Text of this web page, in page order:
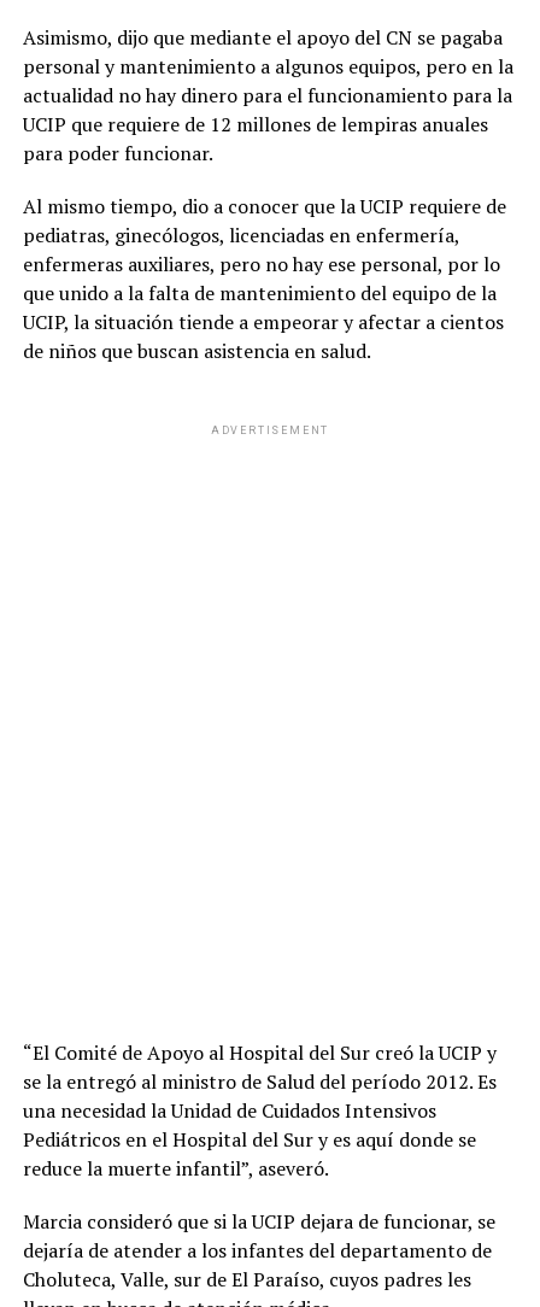
Asimismo, dijo que mediante el apoyo del CN se pagaba
personal y mantenimiento a algunos equipos, pero en la
actualidad no hay dinero para el funcionamiento para la
UCIP que requiere de 12 millones de lempiras anuales
para poder funcionar.
Al mismo tiempo, dio a conocer que la UCIP requiere de
pediatras, ginecólogos, licenciadas en enfermería,
enfermeras auxiliares, pero no hay ese personal, por lo
que unido a la falta de mantenimiento del equipo de la
UCIP, la situación tiende a empeorar y afectar a cientos
de niños que buscan asistencia en salud.
ADVERTISEMENT
“El Comité de Apoyo al Hospital del Sur creó la UCIP y
se la entregó al ministro de Salud del período 2012. Es
una necesidad la Unidad de Cuidados Intensivos
Pediátricos en el Hospital del Sur y es aquí donde se
reduce la muerte infantil”, aseveró.
Marcia consideró que si la UCIP dejara de funcionar, se
dejaría de atender a los infantes del departamento de
Choluteca, Valle, sur de El Paraíso, cuyos padres les